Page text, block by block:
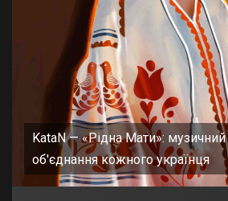
KataN — «Рідна Мати»:
об'єднання кожного українця